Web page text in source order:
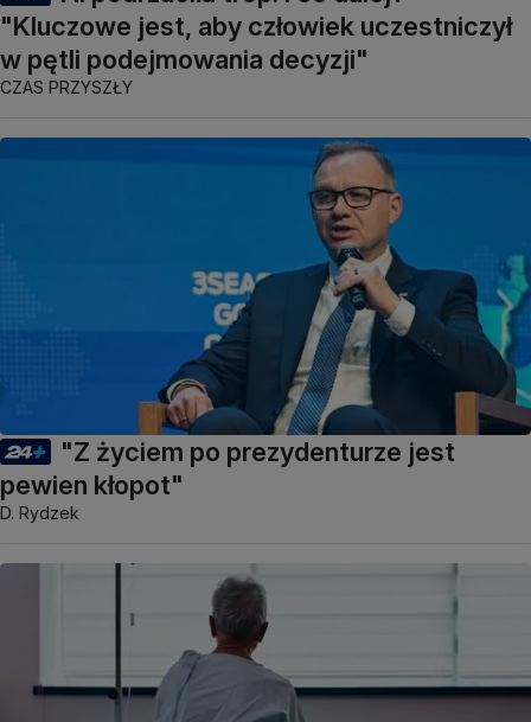
"Kluczowe jest, aby człowiek uczestniczył
w pętli podejmowania decyzji"
CZAS PRZYSZŁY
"Z życiem po prezydenturze jest
pewien kłopot"
D. Rydzek